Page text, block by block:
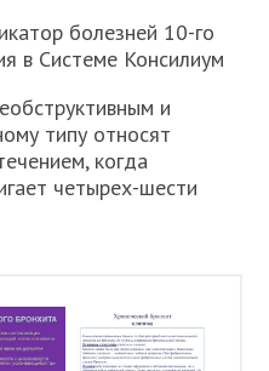
болезней 10-го
в Системе Консилиум
и
типу относят
когда
четырех-шести